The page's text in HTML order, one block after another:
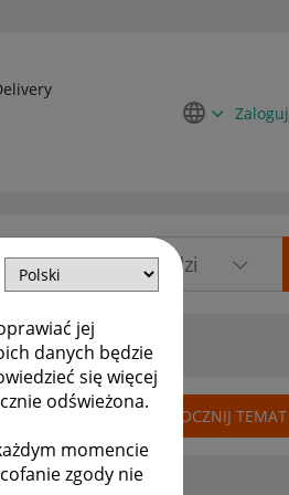
jej
danych będzie
się więcej
odświeżona.
momencie
zgody nie
Zaloguj
ROZPOCZNIJ TEMAT